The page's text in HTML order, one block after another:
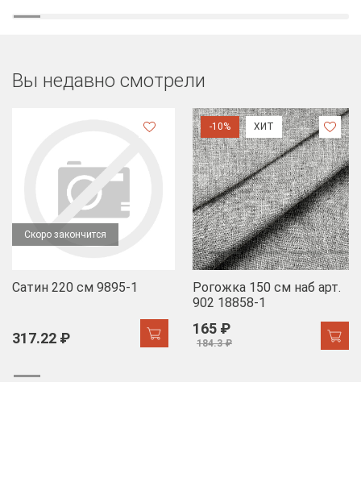
Вы недавно смотрели
Скоро закончится
Сатин 220 см 9895-1
317.22 ₽
-10% ХИТ
Рогожка 150 см наб арт.
902 18858-1
165 ₽
184.3 ₽